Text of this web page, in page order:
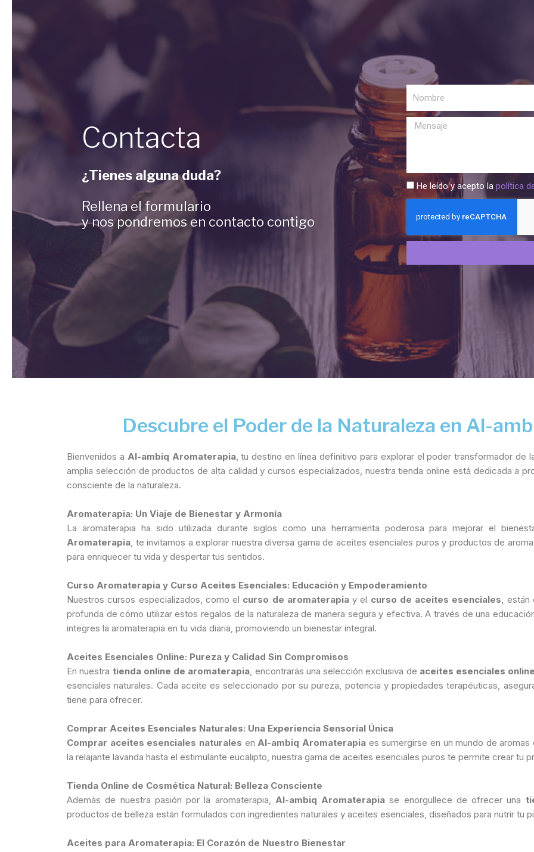
Contacta
¿Tienes alguna duda?
Rellena el formulario
y nos pondremos en contacto contigo
He leído y acepto la política
Descubre el Poder de la Naturaleza en Al-
Bienvenidos a Al-ambiq Aromaterapia, tu destino en línea definitivo para explorar el poder transformador de
amplia selección de productos de alta calidad y cursos especializados, nuestra tienda online está dedicada a
consciente de la naturaleza.
Aromaterapia: Un Viaje de Bienestar y Armonía
La aromaterapia ha sido utilizada durante siglos como una herramienta poderosa para mejorar el
Aromaterapia , te invitamos a explorar nuestra diversa gama de aceites esenciales puros y productos de
para enriquecer tu vida y despertar tus sentidos.
Curso Aromaterapia y Curso Aceites Esenciales: Educación y Empoderamiento
Nuestros cursos especializados, como el curso de aromaterapiay el curso de aceites esenciales ,
profunda de cómo utilizar estos regalos de la naturaleza de manera segura y efectiva. A través de una
integres la aromaterapia en tu vida diaria, promoviendo un bienestar integral.
Aceites Esenciales Online: Pureza y Calidad Sin Compromisos
En nuestra tienda online de aromaterapia , encontrarás una selección exclusiva de aceites esenciales
esenciales naturales. Cada aceite es seleccionado por su pureza, potencia y propiedades terapéuticas,
tiene para ofrecer.
Comprar Aceites Esenciales Naturales: Una Experiencia Sensorial Única
Comprar aceites esenciales naturales en Al-ambiq Aromaterapiaes sumergirse en un mundo de aromas
la relajante lavanda hasta el estimulante eucalipto, nuestra gama de aceites esenciales puros te permite crear tu
Tienda Online de Cosmética Natural: Belleza Consciente
Además de nuestra pasión por la aromaterapia, Al-ambiq Aromaterapia se enorgullece de ofrecer una
productos de belleza están formulados con ingredientes naturales y aceites esenciales, diseñados para nutrir tu
Aceites para Aromaterapia: El Corazón de Nuestro Bienestar